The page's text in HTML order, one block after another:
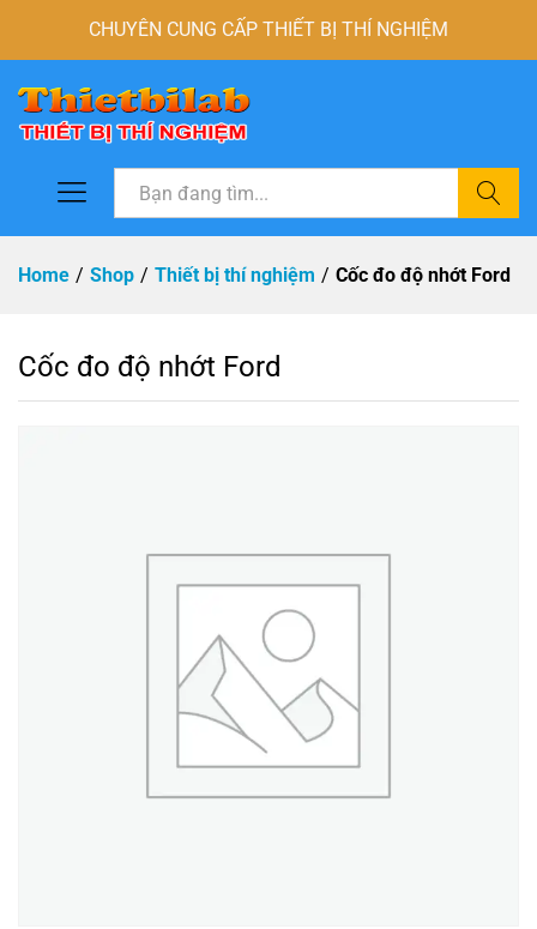
CHUYÊN CUNG CẤP THIẾT BỊ THÍ NGHIỆM
Tìm
Home / Shop / Thiết bị thí nghiệm / Cốc đo độ nhớt Ford
Cốc đo độ nhớt Ford